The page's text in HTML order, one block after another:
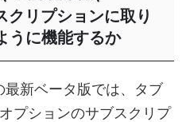
リプションに取り
うに機能するか
新ベータ版では、タブ
プションのサブスクリプ